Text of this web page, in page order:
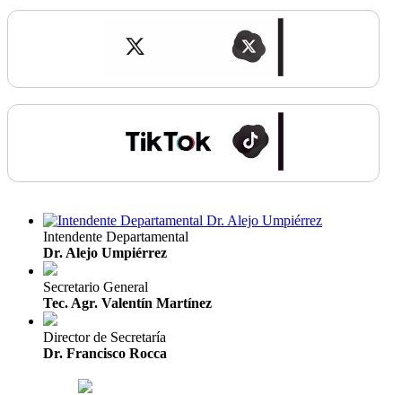
Intendente Departamental
Dr. Alejo Umpiérrez
Secretario General
Tec. Agr. Valentín Martínez
Director de Secretaría
Dr. Francisco Rocca